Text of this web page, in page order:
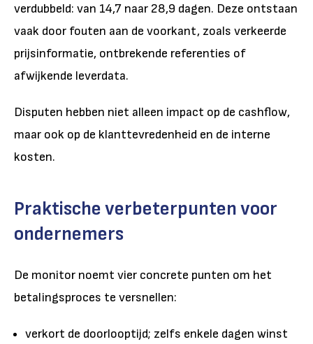
verdubbeld: van 14,7 naar 28,9 dagen. Deze ontstaan
vaak door fouten aan de voorkant, zoals verkeerde
prijsinformatie, ontbrekende referenties of
afwijkende leverdata.
Disputen hebben niet alleen impact op de cashflow,
maar ook op de klanttevredenheid en de interne
kosten.
Praktische verbeterpunten voor
ondernemers
De monitor noemt vier concrete punten om het
betalingsproces te versnellen:
verkort de doorlooptijd; zelfs enkele dagen winst